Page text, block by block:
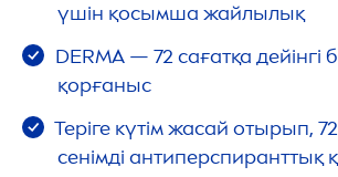
үшін қосымша жайлылық
DERMA — 72 сағатқа дейінгі
қорғаныс
Теріге күтім жасай отырып,
сенімді антиперспиранттық